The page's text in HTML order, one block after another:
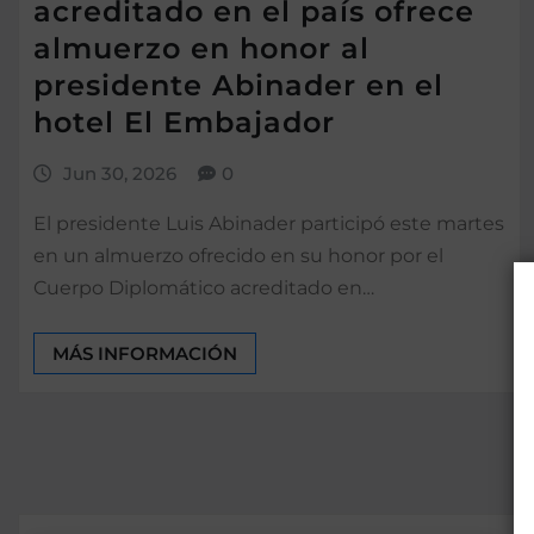
acreditado en el país ofrece
almuerzo en honor al
presidente Abinader en el
hotel El Embajador
Jun 30, 2026 0
El presidente Luis Abinader participó este martes
en un almuerzo ofrecido en su honor por el
Cuerpo Diplomático acreditado en…
MÁS INFORMACIÓN